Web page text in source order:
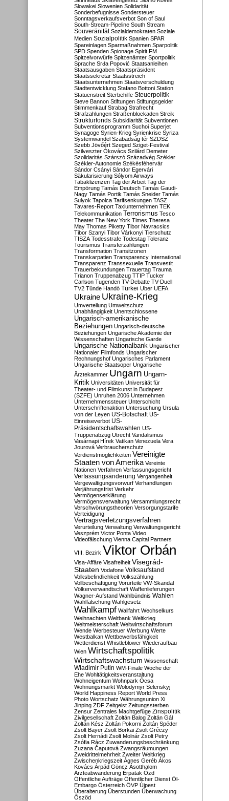
Slowakei Slowenien Solidarität
Sonderbefugnisse Sondersteuer
Sonntagsverkaufsverbot Son of Saul
South-Stream-Pipeline South Stream
Souveränität Sozialdemokraten Soziale
Medien Sozialpolitik Spanien SPAR
Spareinlagen Sparmaßnahmen Sparpolitik
SPD Spenden Spionage Spirit FM
Spitzelvorwürfe Spitzenämter Sportpolitik
Sprache Srđa Popović Staatsanleihen
Staatsausgaben Staatspräsident
Staatssekretär Staatsstreich
Staatsunternehmen Staatsverschuldung
Stadtentwicklung Stafano Bottoni Station
Statuenstreit Sterbehilfe Steuerpolitik
Steve Bannon Stiftungen Stiftungsgelder
Stimmenkauf Strabag Strafrecht
Strafzahlungen Straßenblockaden Streik
Strukturfonds Subsidiarität Subventionen
Subventionsprogramm Suchoi Superjet
Synagoge Syrien-Krieg Syrienkrise Syriza
Systemwandel Szabadság tér SZDSZ
Szebb Jövőért Szeged Sziget-Festival
Szilveszter Ókovács Szilárd Demeter
Szolidaritás Szárszó Századvég Székler
Székler-Autonomie Székésféhervár
Sándor Csányi Sándor Egervári
Säkularisierung Sólyom Airways
Tabaklizenzen Tag der Arbeit Tag der
Empörung Tamás Deutsch Tamás Gaudi-
Nagy Tamás Portik Tamás Sneider Tamás
Sulyok Tapolca Tarifsenkungen TASZ
Tavares-Report Taxiunternehmen TEK
Telekommunikation Terrorismus Tesco
Theater The New York Times Theresa
May Thomas Piketty Tibor Navracsics
Tibor Szanyi Tibor Várkonyi Tierschutz
TISZA Todesstrafe Todestag Toleranz
Tourismus Transferzahlungen
Transformation Transitzonen
Transkarpatien Transparency International
Transparenz Transsexuelle Transvestit
Trauerbekundungen Trauertag Trauma
Trianon Truppenabzug TTIP Tucker
Carlson Tugenden TV-Debatte TV-Duell
TV2 Tünde Handó Türkei Uber UEFA
Ukraine Ukraine-Krieg
Umverteilung Umweltschutz
Unabhängigkeit Unentschlossene
Ungarisch-amerikanische
Beziehungen Ungarisch-deutsche
Beziehungen Ungarische Akademie der
Wissenschaften Ungarische Garde
Ungarische Nationalbank Ungarischer
Nationaler Filmfonds Ungarischer
Rechnungshof Ungarisches Parlament
Ungarische Staatsoper Ungarische
Ärztekammer Ungarn Ungarn-
Kritik Universitäten Universität für
Theater- und Filmkunst in Budapest
(SZFE) Unruhen 2006 Unternehmen
Unternehmenssteuer Unterschicht
Unterschriftenaktion Untersuchung Ursula
von der Leyen US-Botschaft US-
Einreiseverbot US-
Präsidentschaftswahlen US-
Truppenabzug Utrecht Vandalismus
Vasárnapi Hírek Vatikan Venezuela Vera
Jourová Verbraucherschutz
Verdienstmöglichkeiten Vereinigte
Staaten von Amerika Vereinte
Nationen Verfahren Verfassungsgericht
Verfassungsänderung Vergangenheit
Vergewaltigungsvorwurf Verhandlungen
Verjährungsfrist Verkehr
Vermögenserklärung
Vermögensverwaltung Versammlungsrecht
Verschwörungstheorien Versorgungstarife
Verteidigung
Vertragsverletzungsverfahren
Verurteilung Verwaltung Verwaltungsgericht
Veszprém Victor Ponta Video
Videofälschung Vienna Capital Partners
VIII. Bezirk Viktor Orbán
Visa-Affäre Visafreiheit Visegrád-
Staaten Vodafone Volksaufstand
Volksbefindlichkeit Volkszählung
Vollbeschäftigung Vorurteile VW-Skandal
Völkerverwandtschaft Waffenlieferungen
Wagner-Aufstand Wahlbündnis Wahlen
Wahlfälschung Wahlgesetz
Wahlkampf Wallfahrt Wechselkurs
Weihnachten Weltbank Weltkrieg
Weltmeisterschaft Weltwirtschaftsforum
Wende Werbesteuer Werbung Werte
Westbalkan Wettbewerbsfähigkeit
Wetterdienst Whistleblower Wiederaufbau
Wien Wirtschaftspolitik
Wirtschaftswachstum Wissenschaft
Wladimir Putin WM-Finale Woche der
Ehe Wohltätigkeitsveranstaltung
Wohneigentum Wohnpark Ócsa
Wohnungsmarkt Wolodymyr Selenskyj
World Happiness Report World Press
Photo Wortschatz Währungsunion Xi
Jinping ZDF Zeitgeist Zeitungssterben
Zensur Zentrales Machtgefüge Zinspolitik
Zivilgesellschaft Zoltán Balog Zoltán Gál
Zoltán Kész Zoltán Pokorni Zoltán Spéder
Zsolt Bayer Zsolt Borkai Zsolt Gréczy
Zsolt Hernádi Zsolt Molnár Zsolt Petry
Zsófia Rácz Zuwanderungsbeschränkung
Zuzana Čaputová Zwangsräumungen
Zweidrittelmehrheit Zweiter Weltkrieg
Zwischenkriegszeit Ágnes Geréb Ákos
Kovács Árpád Göncz Ásotthalom
Ärzteabwanderung Érpatak Ózd
Öffentliche Aufträge Öffentlicher Dienst Öl-
Embargo Österreich ÖVP Újpest
Überalterung Überstunden Überwachung
Őszöd